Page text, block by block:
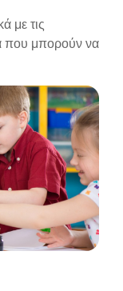
με τις
που μπορούν να